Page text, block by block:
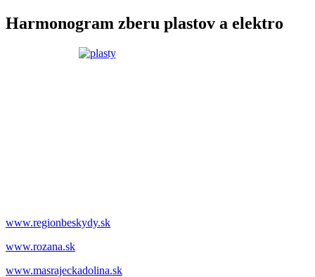
Harmonogram zberu plastov a elektro
www.regionbeskydy.sk
www.rozana.sk
www.masrajeckadolina.sk